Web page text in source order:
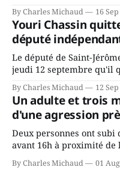
depuis longtemps? Sera-
ans? Joindrait-il un
conservateurs d’Éric
By Charles Michaud 16
Youri Chassin
député
Le député de Saint-
jeudi 12 septembre qu'il
gouvernement de la
juge chronique, à offrir
By Charles Michaud 12
Un adulte et trois
d'une agression
Deux personnes ont subi
avant 16h à proximité de
victimes aurait été
By Charles Michaud 01